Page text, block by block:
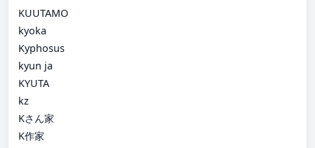
KUUTAMO
kyoka
Kyphosus
kyun ja
KYUTA
kz
Kさん家
K作家